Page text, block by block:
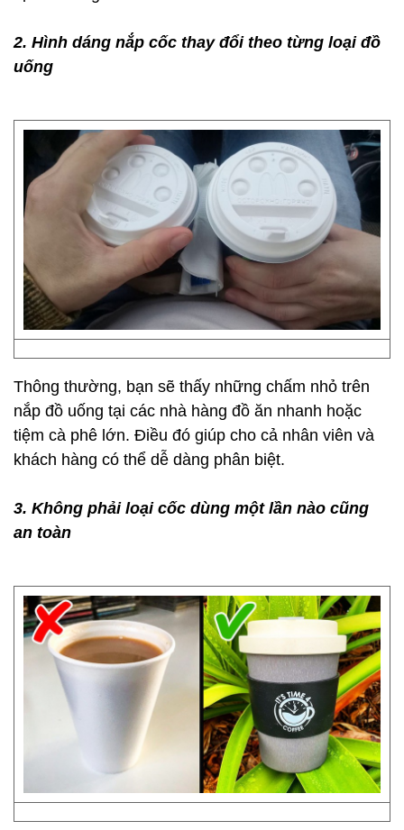
2. Hình dáng nắp cốc thay đổi theo từng loại đồ
uống
Thông thường, bạn sẽ thấy những chấm nhỏ trên
nắp đồ uống tại các nhà hàng đồ ăn nhanh hoặc
tiệm cà phê lớn. Điều đó giúp cho cả nhân viên và
khách hàng có thể dễ dàng phân biệt.
3. Không phải loại cốc dùng một lần nào cũng
an toàn